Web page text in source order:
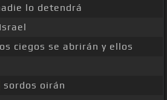
lo detendrá
ciegos se abrirán y ellos
sordos oirán